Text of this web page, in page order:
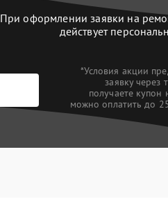
При оформлении заявки на
действует
*Условия акции
заявку
получаете
можно оплатить до